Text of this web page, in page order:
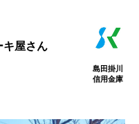
キ屋さん
島田掛川
信用金庫